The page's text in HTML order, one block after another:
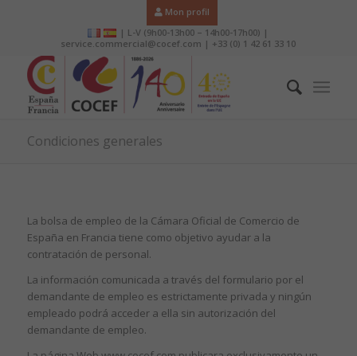
Mon profil
| L-V (9h00-13h00 – 14h00-17h00) |
service.commercial@cocef.com | +33 (0) 1 42 61 33 10
Condiciones generales
La bolsa de empleo de la Cámara Oficial de Comercio de
España en Francia tiene como objetivo ayudar a la
contratación de personal.
La información comunicada a través del formulario por el
demandante de empleo es estrictamente privada y ningún
empleado podrá acceder a ella sin autorización del
demandante de empleo.